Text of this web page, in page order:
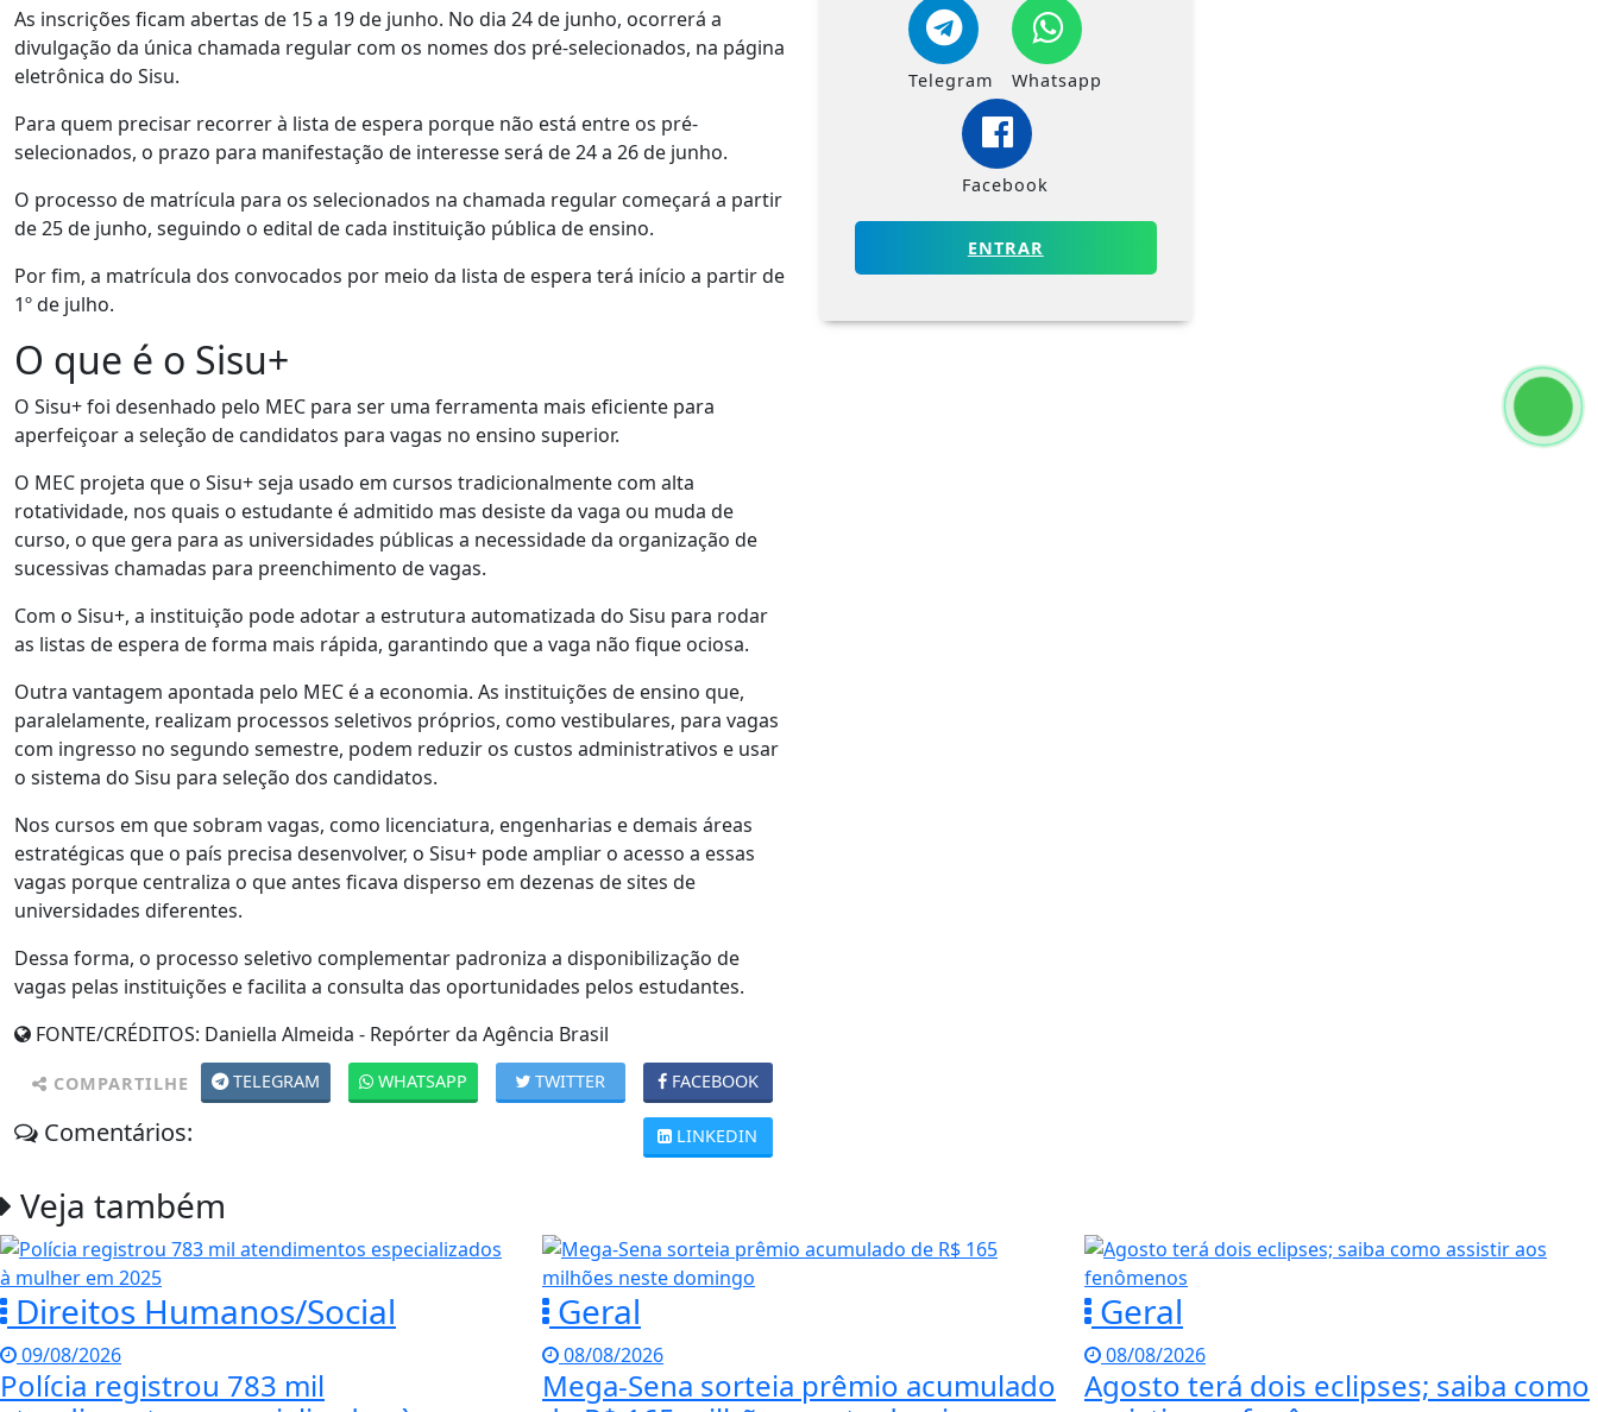
As inscrições ficam abertas de 15 a 19 de junho. No dia 24 de junho, ocorrerá a
divulgação da única chamada regular com os nomes dos pré-selecionados, na página
eletrônica do Sisu.
Para quem precisar recorrer à lista de espera porque não está entre os pré-
selecionados, o prazo para manifestação de interesse será de 24 a 26 de junho.
O processo de matrícula para os selecionados na chamada regular começará a partir
de 25 de junho, seguindo o edital de cada instituição pública de ensino.
Por fim, a matrícula dos convocados por meio da lista de espera terá início a partir de
1º de julho.
O que é o Sisu+
O Sisu+ foi desenhado pelo MEC para ser uma ferramenta mais eficiente para
aperfeiçoar a seleção de candidatos para vagas no ensino superior.
O MEC projeta que o Sisu+ seja usado em cursos tradicionalmente com alta
rotatividade, nos quais o estudante é admitido mas desiste da vaga ou muda de
curso, o que gera para as universidades públicas a necessidade da organização de
sucessivas chamadas para preenchimento de vagas.
Com o Sisu+, a instituição pode adotar a estrutura automatizada do Sisu para rodar
as listas de espera de forma mais rápida, garantindo que a vaga não fique ociosa.
Outra vantagem apontada pelo MEC é a economia. As instituições de ensino que,
paralelamente, realizam processos seletivos próprios, como vestibulares, para vagas
com ingresso no segundo semestre, podem reduzir os custos administrativos e usar
o sistema do Sisu para seleção dos candidatos.
Nos cursos em que sobram vagas, como licenciatura, engenharias e demais áreas
estratégicas que o país precisa desenvolver, o Sisu+ pode ampliar o acesso a essas
vagas porque centraliza o que antes ficava disperso em dezenas de sites de
universidades diferentes.
Dessa forma, o processo seletivo complementar padroniza a disponibilização de
vagas pelas instituições e facilita a consulta das oportunidades pelos estudantes.
FONTE/CRÉDITOS: Daniella Almeida - Repórter da Agência Brasil
COMPARTILHE FACEBOOK
TWITTER
WHATSAPP
TELEGRAM
LINKEDIN
Comentários:
Telegram Whatsapp
Facebook
ENTRAR
Veja também
Direitos Humanos/Social
09/08/2026
Polícia registrou 783 mil
Geral
08/08/2026
Mega-Sena sorteia prêmio acumulado
Geral
08/08/2026
Agosto terá dois eclipses; saiba como